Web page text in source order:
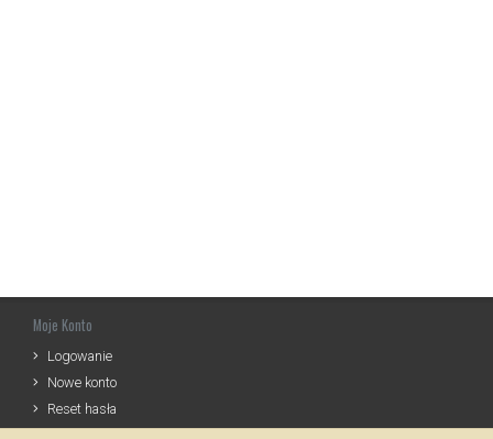
Moje Konto
Logowanie
Nowe konto
Reset hasła